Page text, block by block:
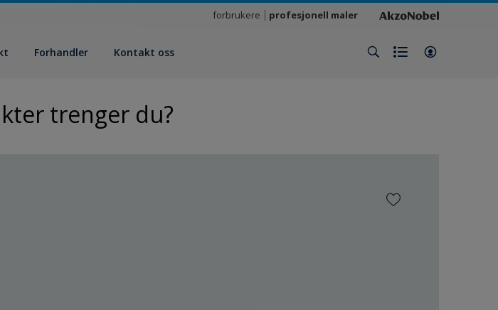
forbrukere profesjonell maler
Forhandler Kontakt oss
trenger du?